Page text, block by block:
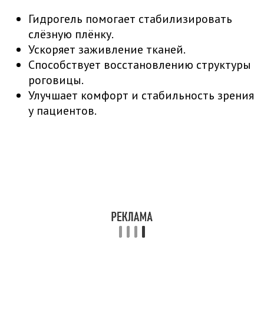
Гидрогель помогает стабилизировать
слёзную плёнку.
Ускоряет заживление тканей.
Способствует восстановлению структуры
роговицы.
Улучшает комфорт и стабильность зрения
у пациентов.